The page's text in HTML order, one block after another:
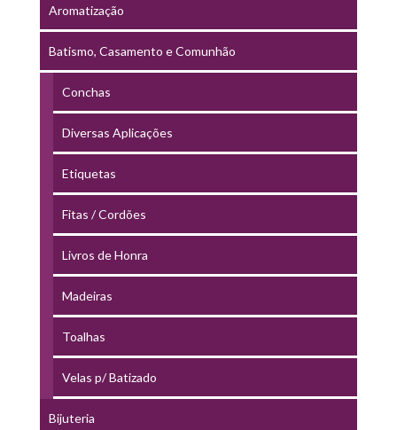
Aromatização
Batismo, Casamento e Comunhão
Conchas
Diversas Aplicações
Etiquetas
Fitas / Cordões
Livros de Honra
Madeiras
Toalhas
Velas p/ Batizado
Bijuteria